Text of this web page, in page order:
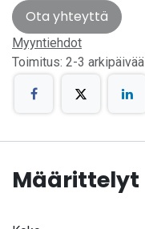
Ota yhteyttä
Myyntiehdot
Toimitus: 2-3 arkipäivää
Määrittelyt